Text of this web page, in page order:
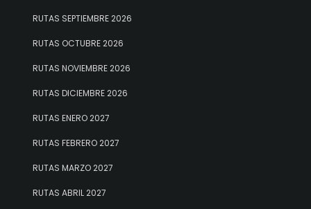
RUTAS SEPTIEMBRE 2026
RUTAS OCTUBRE 2026
RUTAS NOVIEMBRE 2026
RUTAS DICIEMBRE 2026
RUTAS ENERO 2027
RUTAS FEBRERO 2027
RUTAS MARZO 2027
RUTAS ABRIL 2027